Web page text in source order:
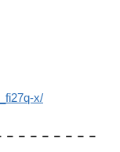
x/
－－－－－－－